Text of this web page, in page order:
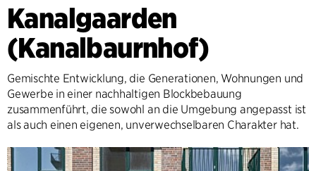
Kanalgaarden
(Kanalbaurnhof)
Gemischte Entwicklung, die Generationen, Wohnungen und
Gewerbe in einer nachhaltigen Blockbebauung
zusammenführt, die sowohl an die Umgebung angepasst ist
als auch einen eigenen, unverwechselbaren Charakter hat.